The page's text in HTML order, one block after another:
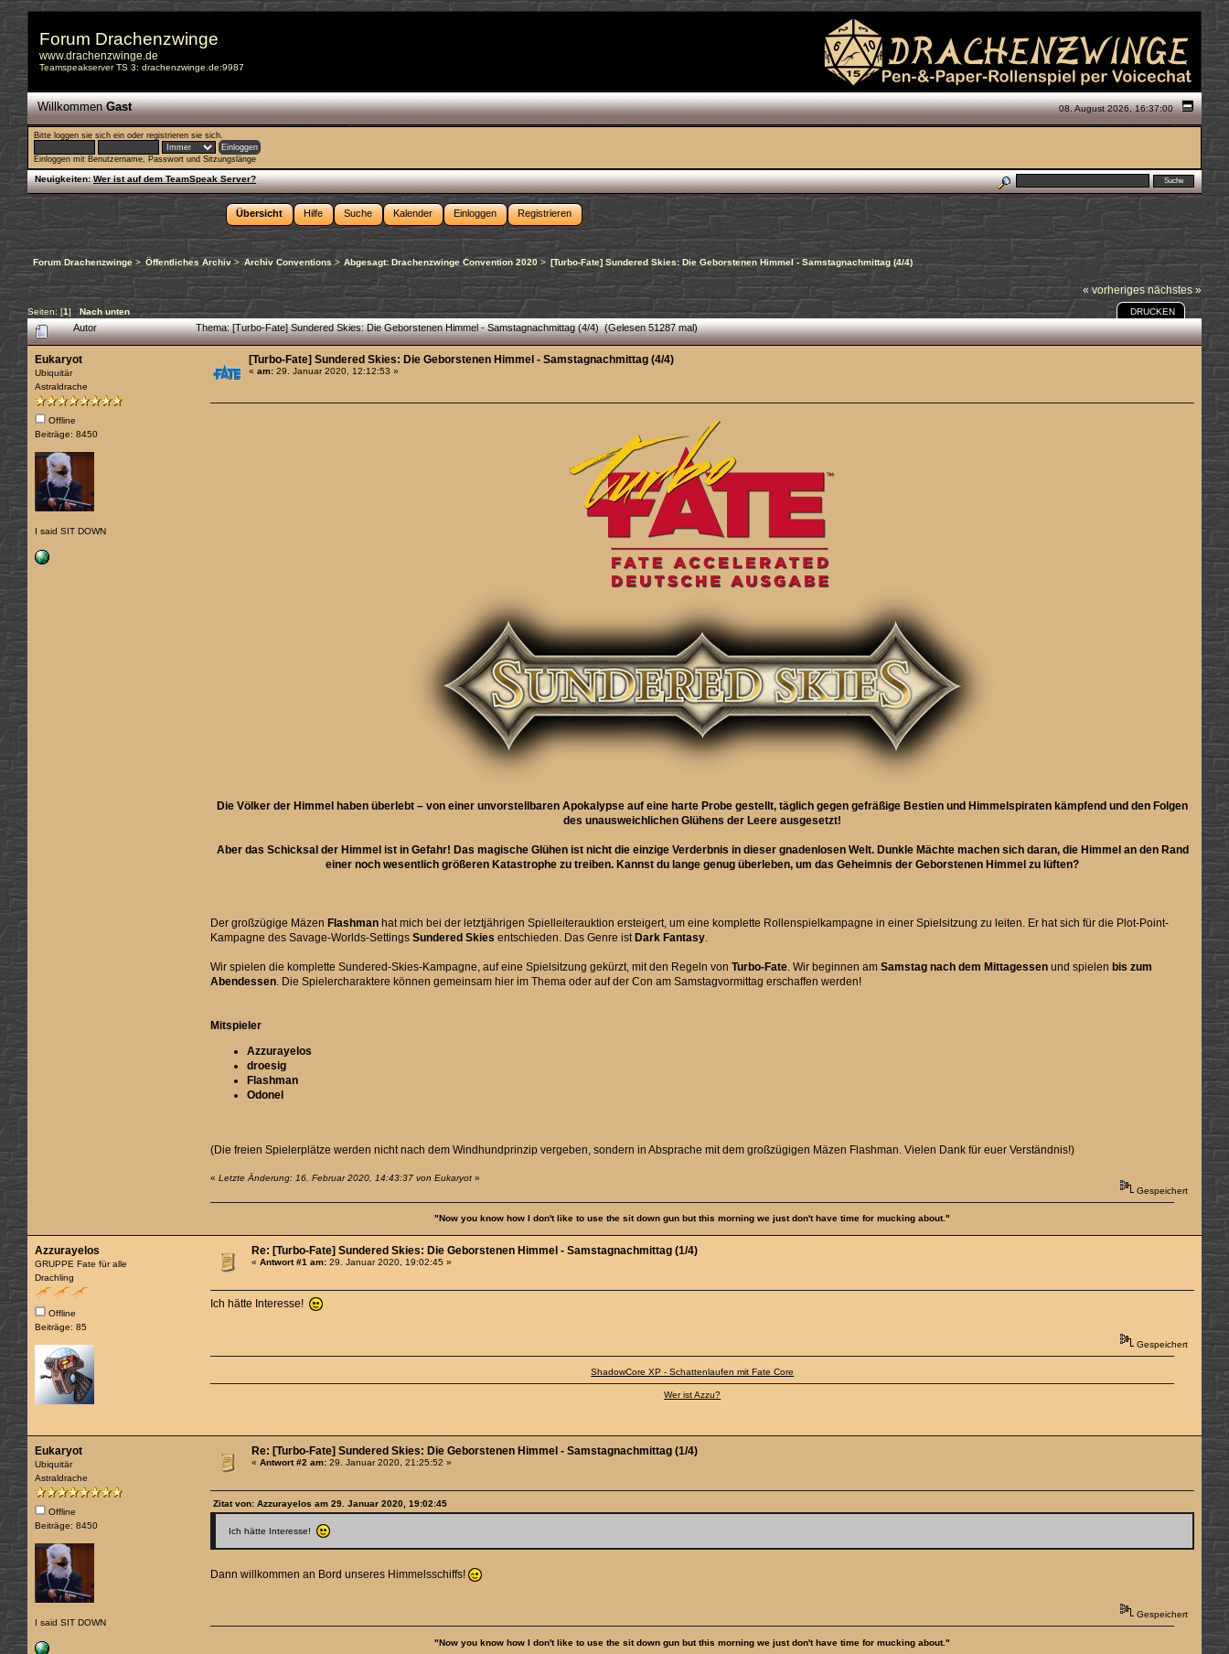
Forum Drachenzwinge
www.drachenzwinge.de
Teamspeakserver TS 3: drachenzwinge.de:9987
08. August 2026, 16:37:00
WillkommenGast
Bitte loggen sie sich ein oderregistrieren sie sich.
Einloggen mit Benutzername, Passwort und Sitzungslänge
Neuigkeiten: Wer ist auf dem TeamSpeak Server?
Übersicht Hilfe Suche Kalender Einloggen Registrieren
Forum Drachenzwinge > Öffentliches Archiv> Archiv Conventions> Abgesagt: Drachenzwinge Convention 2020> [Turbo-Fate] Sundered Skies: Die Geborstenen Himmel - Samstagnachmittag (4/4)
« vorheriges nächstes »
Seiten: [1] Nach unten DRUCKEN
Autor Thema: [Turbo-Fate] Sundered Skies: Die Geborstenen Himmel - Samstagnachmittag (4/4) (Gelesen 51287 mal)
Eukaryot
Ubiquitär
Astraldrache
Offline
Beiträge: 8450
I said SIT DOWN
[Turbo-Fate] Sundered Skies: Die Geborstenen Himmel - Samstagnachmittag (4/4)
«am: 29. Januar 2020, 12:12:53 »
Die Völker der Himmel haben überlebt – von einer unvorstellbaren Apokalypse auf eine harte Probe gestellt, täglich gegen gefräßige Bestien und Himmelspiraten kämpfend und den Folgen
des unausweichlichen Glühens der Leere ausgesetzt!
Aber das Schicksal der Himmel ist in Gefahr! Das magische Glühen ist nicht die einzige Verderbnis in dieser gnadenlosen Welt. Dunkle Mächte machen sich daran, die Himmel an den Rand
einer noch wesentlich größeren Katastrophe zu treiben. Kannst du lange genug überleben, um das Geheimnis der Geborstenen Himmel zu lüften?
Der großzügige Mäzen Flashman hat mich bei der letztjährigen Spielleiterauktion ersteigert, um eine komplette Rollenspielkampagne in einer Spielsitzung zu leiten. Er hat sich für die Plot-Point-
Kampagne des Savage-Worlds-SettingsSundered Skies entschieden. Das Genre ist Dark Fantasy.
Wir spielen die komplette Sundered-Skies-Kampagne, auf eine Spielsitzung gekürzt, mit den Regeln vonTurbo-Fate. Wir beginnen amSamstag nach dem Mittagessen und spielen bis zum
Abendessen. Die Spielercharaktere können gemeinsam hier im Thema oder auf der Con am Samstagvormittag erschaffen werden!
Mitspieler
Azzurayelos
droesig
Flashman
Odonel
(Die freien Spielerplätze werden nicht nach dem Windhundprinzip vergeben, sondern in Absprache mit dem großzügigen Mäzen Flashman. Vielen Dank für euer Verständnis!)
«Letzte Änderung: 16. Februar 2020, 14:43:37 von Eukaryot »
Gespeichert
"Now you know how I don't like to use the sit down gun but this morning we just don't have time for mucking about."
Azzurayelos
GRUPPE Fate für alle
Drachling
Offline
Beiträge: 85
Re: [Turbo-Fate] Sundered Skies: Die Geborstenen Himmel - Samstagnachmittag (1/4)
«Antwort #1 am: 29. Januar 2020, 19:02:45 »
Ich hätte Interesse!
Gespeichert
ShadowCore XP - Schattenlaufen mit Fate Core
Wer ist Azzu?
Eukaryot
Ubiquitär
Astraldrache
Offline
Beiträge: 8450
I said SIT DOWN
Re: [Turbo-Fate] Sundered Skies: Die Geborstenen Himmel - Samstagnachmittag (1/4)
«Antwort #2 am: 29. Januar 2020, 21:25:52 »
Zitat von: Azzurayelos am 29. Januar 2020, 19:02:45
Ich hätte Interesse!
Dann willkommen an Bord unseres Himmelsschiffs!
Gespeichert
"Now you know how I don't like to use the sit down gun but this morning we just don't have time for mucking about."